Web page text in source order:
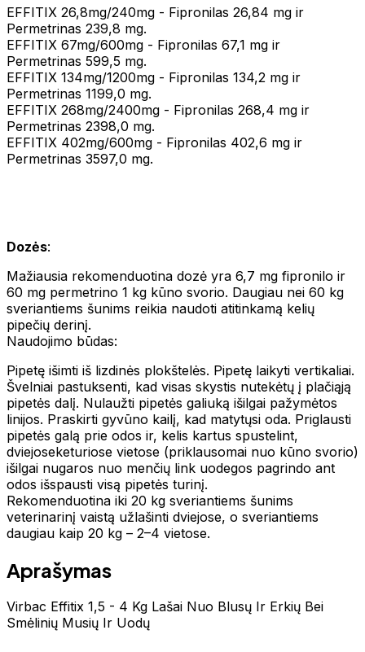
EFFITIX 26,8mg/240mg - Fipronilas 26,84 mg ir
Permetrinas 239,8 mg.
EFFITIX 67mg/600mg - Fipronilas 67,1 mg ir
Permetrinas 599,5 mg.
EFFITIX 134mg/1200mg - Fipronilas 134,2 mg ir
Permetrinas 1199,0 mg.
EFFITIX 268mg/2400mg - Fipronilas 268,4 mg ir
Permetrinas 2398,0 mg.
EFFITIX 402mg/600mg - Fipronilas 402,6 mg ir
Permetrinas 3597,0 mg.
Dozės:
Mažiausia rekomenduotina dozė yra 6,7 mg fipronilo ir
60 mg permetrino 1 kg kūno svorio. Daugiau nei 60 kg
sveriantiems šunims reikia naudoti atitinkamą kelių
pipečių derinį.
Naudojimo būdas:
Pipetę išimti iš lizdinės plokštelės. Pipetę laikyti vertikaliai.
Švelniai pastuksenti, kad visas skystis nutekėtų į plačiąją
pipetės dalį. Nulaužti pipetės galiuką išilgai pažymėtos
linijos. Praskirti gyvūno kailį, kad matytųsi oda. Priglausti
pipetės galą prie odos ir, kelis kartus spustelint,
dviejoseketuriose vietose (priklausomai nuo kūno svorio)
išilgai nugaros nuo menčių link uodegos pagrindo ant
odos išspausti visą pipetės turinį.
Rekomenduotina iki 20 kg sveriantiems šunims
veterinarinį vaistą užlašinti dviejose, o sveriantiems
daugiau kaip 20 kg – 2–4 vietose.
Aprašymas
Virbac Effitix 1,5 - 4 Kg Lašai Nuo Blusų Ir Erkių Bei
Smėlinių Musių Ir Uodų